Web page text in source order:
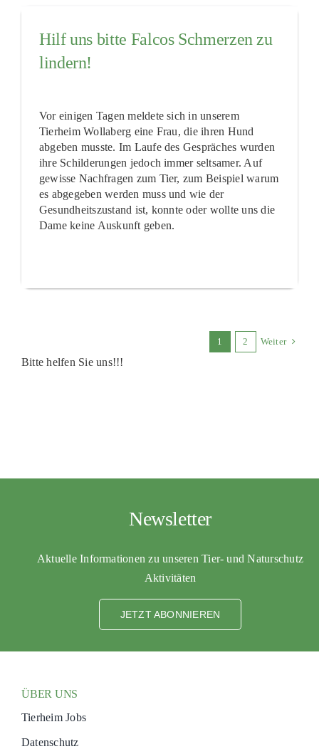
Hilf uns bitte Falcos Schmerzen zu
lindern!
Vor einigen Tagen meldete sich in unserem
Tierheim Wollaberg eine Frau, die ihren Hund
abgeben musste. Im Laufe des Gespräches wurden
ihre Schilderungen jedoch immer seltsamer. Auf
gewisse Nachfragen zum Tier, zum Beispiel warum
es abgegeben werden muss und wie der
Gesundheitszustand ist, konnte oder wollte uns die
Dame keine Auskunft geben.
1 2 Weiter
Bitte helfen Sie uns!!!
Newsletter
Aktuelle Informationen zu unseren Tier- und Naturschutz
Aktivitäten
JETZT ABONNIEREN
ÜBER UNS
Tierheim Jobs
Datenschutz